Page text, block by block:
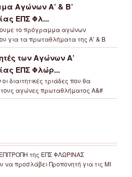
Αγώνων Α’ & Β’
ΕΠΣ Φλ...
το πρόγραμμα αγώνων
για τα πρωταθλήματα της Α’ & Β
των Αγώνων Α’
ΕΠΣ Φλώρ...
διαιτητικές τριάδες που θα
τους αγώνες πρωταθλήματος Α&#
της ΕΠΣ ΦΛΩΡΙΝΑΣ
να προσλάβει Προπονητή για τις ΜΙ